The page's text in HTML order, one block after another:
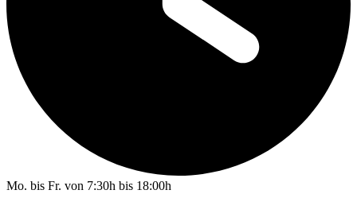
Mo. bis Fr. von 7:30h bis 18:00h